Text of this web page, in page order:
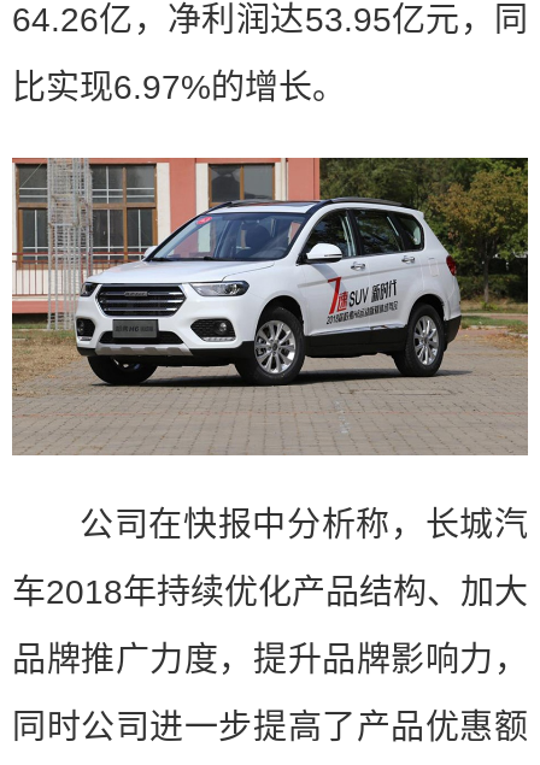
64.26亿，净利润达53.95亿元，同
比实现6.97%的增长。
公司在快报中分析称，长城汽
车2018年持续优化产品结构、加大
品牌推广力度，提升品牌影响力，
同时公司进一步提高了产品优惠额